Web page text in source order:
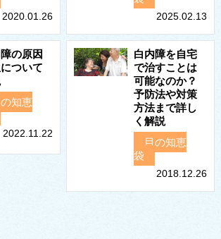
2020.01.26 2025.02.13
の原因
ついて
知恵
2022.11.22
白内障を自宅
で治すことは
可能なのか？
予防法や対策
方法まで詳し
く解説
目の知恵
袋
2018.12.26